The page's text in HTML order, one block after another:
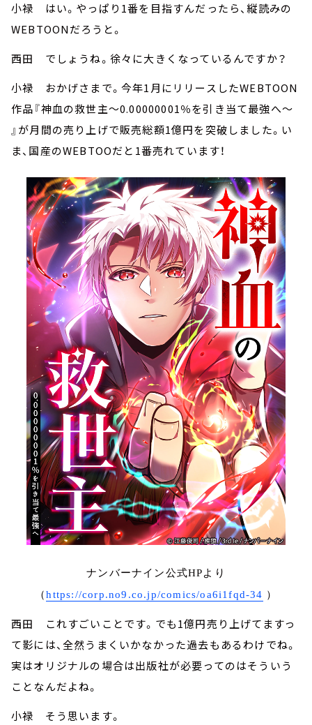
小禄 はい。やっぱり1番を目指すんだったら、縦読みの
WEBTOONだろうと。
西田 でしょうね。徐々に大きくなっているんですか？
小禄 おかげさまで。今年1月にリリースしたWEBTOON
作品『神血の救世主～0.00000001％を引き当て最強へ～
』が月間の売り上げで販売総額1億円を突破しました。い
ま、国産のWEBTOOだと1番売れています！
ナンバーナイン公式HPより
（https://corp.no9.co.jp/comics/oa6i1fqd-34 ）
西田 これすごいことです。でも1億円売り上げてますっ
て影には、全然うまくいかなかった過去もあるわけでね。
実はオリジナルの場合は出版社が必要ってのはそういう
ことなんだよね。
小禄 そう思います。